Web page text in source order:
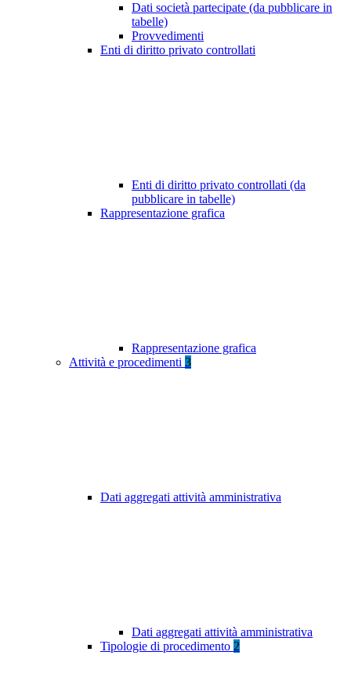
Dati società partecipate (da pubblicare in
tabelle)
Provvedimenti
Enti di diritto privato controllati
Enti di diritto privato controllati (da
pubblicare in tabelle)
Rappresentazione grafica
Rappresentazione grafica
Attività e procedimenti 3
Dati aggregati attività amministrativa
Dati aggregati attività amministrativa
Tipologie di procedimento 2